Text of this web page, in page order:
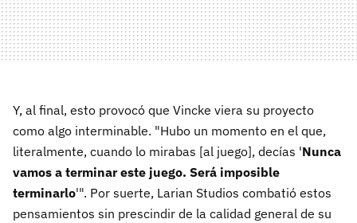
Y, al final, esto provocó que Vincke viera su proyecto
como algo interminable. "Hubo un momento en el que,
literalmente, cuando lo mirabas [al juego], decías 'Nunca
vamos a terminar este juego. Será imposible
terminarlo'". Por suerte, Larian Studios combatió estos
pensamientos sin prescindir de la calidad general de su